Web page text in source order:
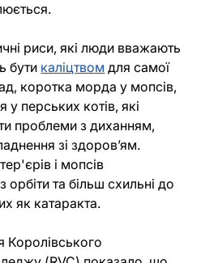
риси, які люди вважають
бути каліцтвом для самої
коротка морда у мопсів,
перських котів, які
проблеми з диханням,
зі здоров’ям.
і мопсів
орбіти та більш схильні до
як катаракта.
Королівського